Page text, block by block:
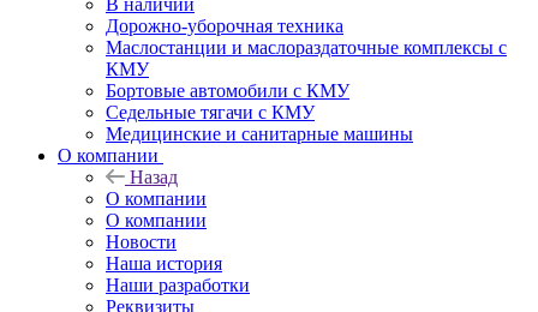
В наличии
Дорожно-уборочная техника
Маслостанции и маслораздаточные комплексы с
КМУ
Бортовые автомобили с КМУ
Седельные тягачи с КМУ
Медицинские и санитарные машины
О компании
Назад
О компании
О компании
Новости
Наша история
Наши разработки
Реквизиты